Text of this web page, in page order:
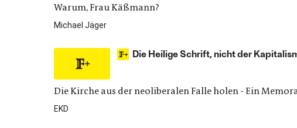
Warum, Frau Käßmann?
Michael Jäger
Die Heilige Schrift, nicht der
Die Kirche aus der neoliberalen Falle holen - Ein
EKD